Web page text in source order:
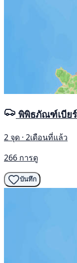
พิพิธภัณฑ์เบีย
2 จุด · 2เดือนที่แล้ว
266 การดู
บันทึก